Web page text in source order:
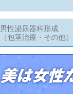
男性泌尿器科形成
（包茎治療・その他）